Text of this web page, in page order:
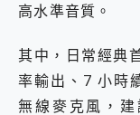
高水準音質。
其中，日常經典
率輸出、7 小時
無線麥克風，